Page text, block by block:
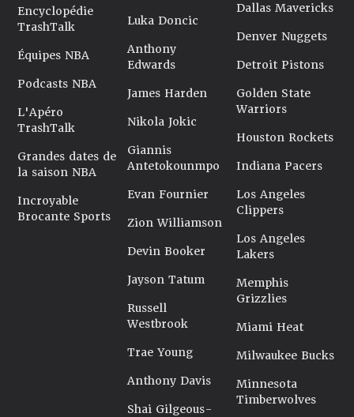
Encyclopédie
TrashTalk
Équipes NBA
Podcasts NBA
L'Apéro
TrashTalk
Grandes dates de
la saison NBA
Incroyable
Brocante Sports
Luka Doncic
Anthony
Edwards
James Harden
Nikola Jokic
Giannis
Antetokounmpo
Evan Fournier
Zion Williamson
Devin Booker
Jayson Tatum
Russell
Westbrook
Trae Young
Anthony Davis
Shai Gilgeous-
Dallas Mavericks
Denver Nuggets
Detroit Pistons
Golden State
Warriors
Houston Rockets
Indiana Pacers
Los Angeles
Clippers
Los Angeles
Lakers
Memphis
Grizzlies
Miami Heat
Milwaukee Bucks
Minnesota
Timberwolves